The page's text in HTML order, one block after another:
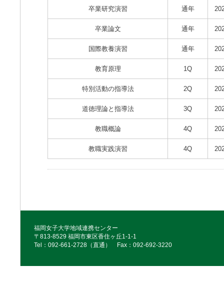
卒業研究演習 通年
卒業論文 通年
国際教養演習 通年
教育原理 1Q
特別活動の指導法 2Q
道徳理論と指導法 3Q
教職概論 4Q
教職実践演習 4Q
福岡女子大学地域連携センター
〒813-8529 福岡市東区香住ヶ丘1-1-1
Tel：092‐661‐2728（直通） Fax：092‐692‐3220